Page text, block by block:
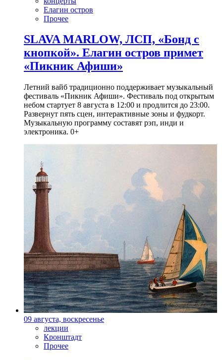
Елагин остров
Прочее
SLAVA MARLOW, ЛСП, «Бонд с
кнопкой». Елагин остров примет
«Пикник Афиши»
Летний вайб традиционно поддерживает музыкальный
фестиваль «Пикник Афиши». Фестиваль под открытым
небом стартует 8 августа в 12:00 и продлится до 23:00.
Развернут пять сцен, интерактивные зоны и фудкорт.
Музыкальную программу составят рэп, инди и
электроника. 0+
09 августа, воскресенье
лекции
Кронштадт
Прочее